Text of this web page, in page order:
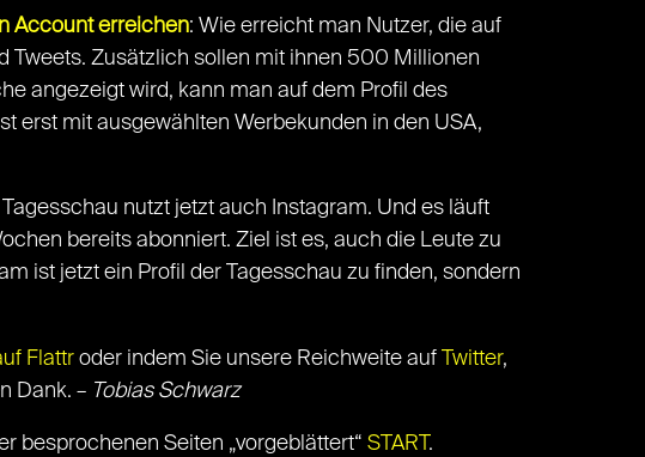
Account erreichen: Wie erreicht man Nutzer, die auf
Tweets. Zusätzlich sollen mit ihnen 500 Millionen
angezeigt wird, kann man auf dem Profil des
erst mit ausgewählten Werbekunden in den USA,
Tagesschau nutzt jetzt auch Instagram. Und es läuft
bereits abonniert. Ziel ist es, auch die Leute zu
ist jetzt ein Profil der Tagesschau zu finden, sondern
Flattr oder indem Sie unsere Reichweite auf Twitter,
Dank. – Tobias Schwarz
besprochenen Seiten „vorgeblättert“ START.